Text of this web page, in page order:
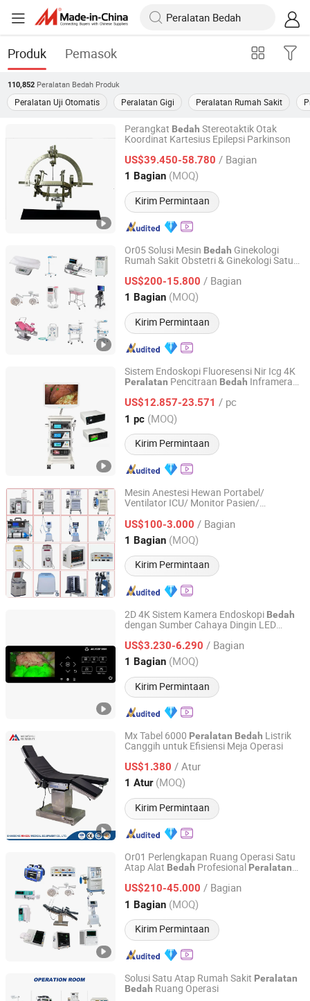
Produk Pemasok
110,852 Peralatan Bedah Produk
Peralatan Uji Otomatis Peralatan Gigi Peralatan Rumah Sakit
Perangkat Bedah Stereotaktik Otak
Koordinat Kartesius Epilepsi Parkinson
US$39.450-58.780 / Bagian
1 Bagian (MOQ)
Kirim Permintaan
Harbin Howell Medical Apparatus And Instruments Co.,
Guangdong, China Harga mulai 2024
Or05 Solusi Mesin Bedah Ginekologi
Rumah Sakit Obstetri & Ginekologi Satu
US$200-15.800 / Bagian
1 Bagian (MOQ)
Kirim Permintaan
GUANGZHOU LEYTE MEDICAL EQUIPMENT CO LIMITED
Guangdong, China Harga mulai 2022
Sistem Endoskopi Fluoresensi Nir Icg 4K
Peralatan Pencitraan Bedah Inframerah
US$12.857-23.571 / pc
1 pc (MOQ)
Kirim Permintaan
Nanjing Nuoyuan Medical Devices Co., Ltd.
Jiangsu, China Harga mulai 2025
Mesin Anestesi Hewan Portabel/
Ventilator ICU/ Monitor Pasien/
PeralatanMedis Bedah
US$100-3.000 / Bagian
1 Bagian (MOQ)
Kirim Permintaan
GUANGDONG HONGYANG MEDICAL EQUIPMENT
LIMITED
Guangdong, China
2D 4K Sistem Kamera Endoskopi Bedah
dengan Sumber Cahaya Dingin LED
Laparoskopi
US$3.230-6.290 / Bagian
1 Bagian (MOQ)
Kirim Permintaan
Nanjing Nuoyuan Medical Devices Co., Ltd.
Jiangsu, China Harga mulai 2025
Mx Tabel 6000 Peralatan Bedah Listrik
Canggih untuk Efisiensi Meja Operasi
US$1.380 / Atur
1 Atur (MOQ)
Kirim Permintaan
Shandong Mingxu Medical Equipment Co., Ltd.
Shandong, China Harga mulai 2024
Or01 Perlengkapan Ruang Operasi Satu
Atap Alat Bedah Profesional Peralatan
US$210-45.000 / Bagian
1 Bagian (MOQ)
Kirim Permintaan
GUANGZHOU LEYTE MEDICAL EQUIPMENT CO LIMITED
Guangdong, China Harga mulai 2022
Solusi Satu Atap Rumah Sakit Peralatan
Bedah Ruang Operasi
Nanjing Foinoe Co., Ltd.